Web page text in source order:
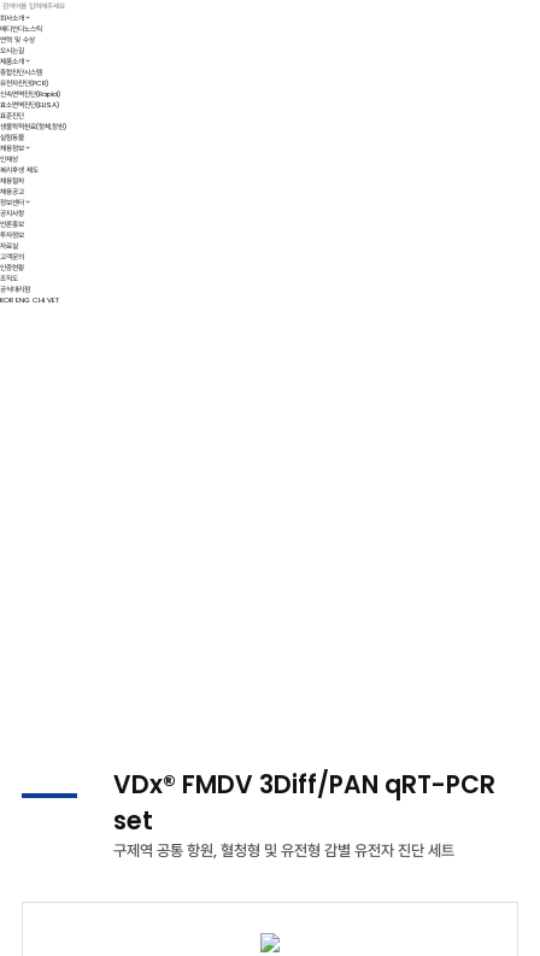
회사소개
메디안디노스틱
연혁 및 수상
오시는길
제품소개
종합진단시스템
유전자진단(PCR)
신속면역진단(Rapid)
효소면역진단(ELISA)
표준진단
생물학적원료(항체,항원)
실험동물
채용정보
인재상
복리후생 제도
채용절차
채용공고
정보센터
공지사항
언론홍보
투자정보
자료실
고객문의
인증현황
조직도
공식대리점
KOR ENG CHI VET
VDx® FMDV 3Diff/PAN qRT-PCR
set
구제역 공통 항원, 혈청형 및 유전형 감별 유전자 진단 세트